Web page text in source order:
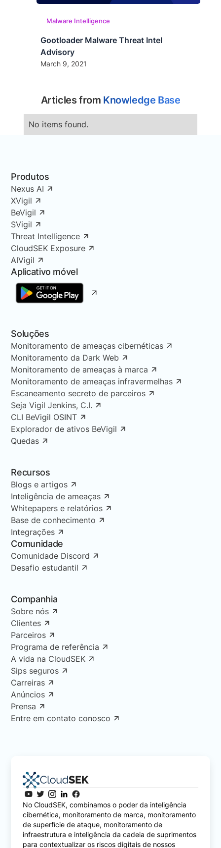
Malware Intelligence
Gootloader Malware Threat Intel
Advisory
March 9, 2021
Articles from Knowledge Base
No items found.
Produtos
Nexus AI
XVigil
BeVigil
SVigil
Threat Intelligence
CloudSEK Exposure
AIVigil
Aplicativo móvel
Soluções
Monitoramento de ameaças cibernéticas
Monitoramento da Dark Web
Monitoramento de ameaças à marca
Monitoramento de ameaças infravermelhas
Escaneamento secreto de parceiros
Seja Vigil Jenkins, C.I.
CLI BeVigil OSINT
Explorador de ativos BeVigil
Quedas
Recursos
Blogs e artigos
Inteligência de ameaças
Whitepapers e relatórios
Base de conhecimento
Integrações
Comunidade
Comunidade Discord
Desafio estudantil
Companhia
Sobre nós
Clientes
Parceiros
Programa de referência
A vida na CloudSEK
Sips seguros
Carreiras
Anúncios
Prensa
Entre em contato conosco
No CloudSEK, combinamos o poder da inteligência
cibernética, monitoramento de marca, monitoramento
de superfície de ataque, monitoramento de
infraestrutura e inteligência da cadeia de suprimentos
para contextualizar os riscos digitais de nossos